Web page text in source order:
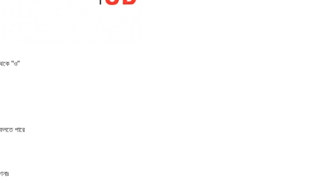
"ও"
পারে